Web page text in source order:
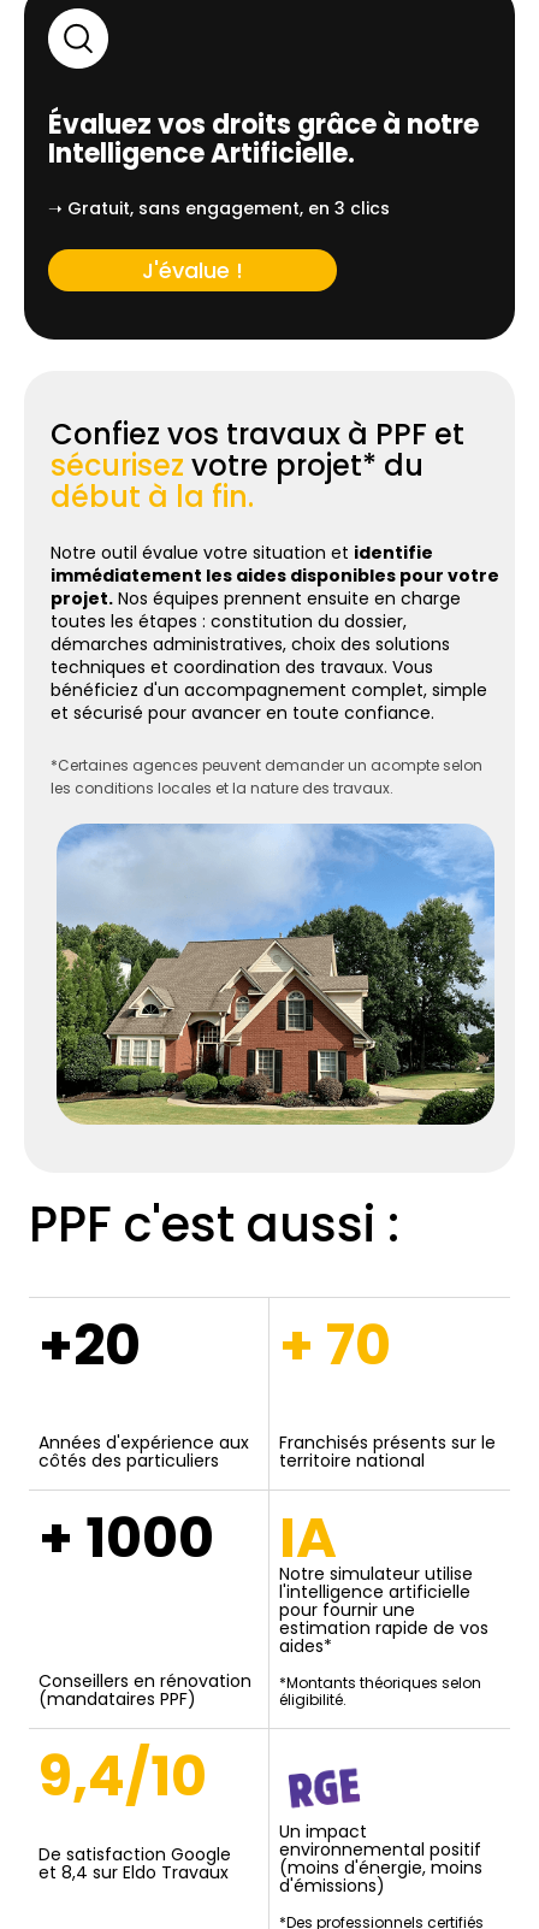
Évaluez vos droits grâce à notre
Intelligence Artificielle.
➝ Gratuit, sans engagement, en 3 clics
J'évalue !
Confiez vos travaux à PPF et
sécurisez votre projet* du
début à la fin.
Notre outil évalue votre situation et identifie
immédiatement les aides disponibles pour votre
projet. Nos équipes prennent ensuite en charge
toutes les étapes : constitution du dossier,
démarches administratives, choix des solutions
techniques et coordination des travaux. Vous
bénéficiez d'un accompagnement complet, simple
et sécurisé pour avancer en toute confiance.
*Certaines agences peuvent demander un acompte selon
les conditions locales et la nature des travaux.
PPF c'est aussi :
+20
Années d'expérience aux
côtés des particuliers
+ 70
Franchisés présents sur le
territoire national
+ 1000
Conseillers en rénovation
(mandataires PPF)
IA
Notre simulateur utilise
l'intelligence artificielle
pour fournir une
estimation rapide de vos
aides*
*Montants théoriques selon
éligibilité.
9,4/10
De satisfaction Google
et 8,4 sur Eldo Travaux
Un impact
environnemental positif
(moins d'énergie, moins
d'émissions)
*Des professionnels certifiés